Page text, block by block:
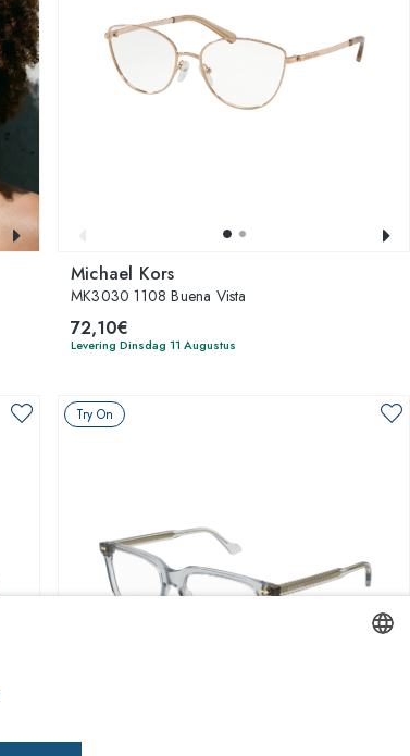
Michael Kors
MK3030 1108 Buena Vista
72,10€
Levering Dinsdag 11 Augustus
Try On